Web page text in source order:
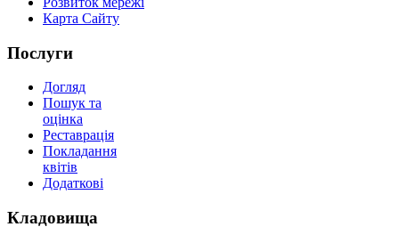
Карта Сайту
Послуги
Догляд
Пошук та
оцінка
Реставрація
Покладання
квітів
Додаткові
Кладовища